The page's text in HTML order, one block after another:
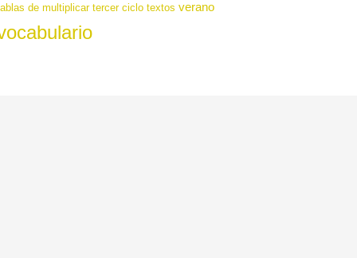
de multiplicar tercer ciclo textos verano